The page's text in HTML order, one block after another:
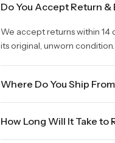
Do You Accept Return &
We accept returns within 14
its original, unworn condition.
Where Do You Ship
How Long Will It Take to